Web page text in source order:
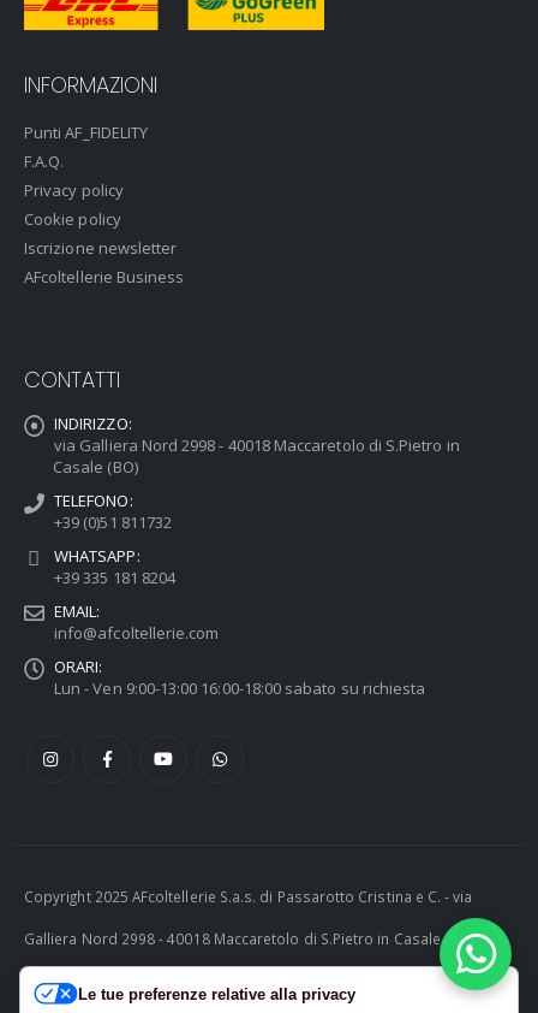
INFORMAZIONI
Punti AF_FIDELITY
F.A.Q.
Privacy policy
Cookie policy
Iscrizione newsletter
AFcoltellerie Business
CONTATTI
INDIRIZZO:
via Galliera Nord 2998 - 40018 Maccaretolo di S.Pietro in
Casale (BO)
TELEFONO:
+39 (0)51 811732
WHATSAPP:
+39 335 181 8204
EMAIL:
info@afcoltellerie.com
ORARI:
Lun - Ven 9:00-13:00 16:00-18:00 sabato su richiesta
Copyright 2025 AFcoltellerie S.a.s. di Passarotto Cristina e C. - via
Galliera Nord 2998 - 40018 Maccaretolo di S.Pietro in Casale (BO) -
ITALY P.I. 04230081202 | tel. +39 051 811732 | e-mail:
Le tue preferenze relative alla privacy